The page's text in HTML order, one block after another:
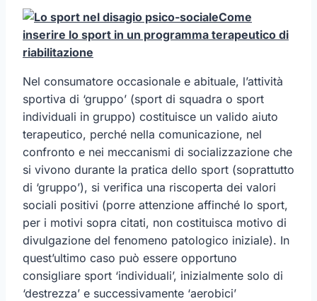
Come
inserire lo sport in un programma terapeutico di
riabilitazione
Nel consumatore occasionale e abituale, l’attività
sportiva di ‘gruppo’ (sport di squadra o sport
individuali in gruppo) costituisce un valido aiuto
terapeutico, perché nella comunicazione, nel
confronto e nei meccanismi di socializzazione che
si vivono durante la pratica dello sport (soprattutto
di ‘gruppo’), si verifica una riscoperta dei valori
sociali positivi (porre attenzione affinché lo sport,
per i motivi sopra citati, non costituisca motivo di
divulgazione del fenomeno patologico iniziale). In
quest’ultimo caso può essere opportuno
consigliare sport ‘individuali’, inizialmente solo di
‘destrezza’ e successivamente ‘aerobici’